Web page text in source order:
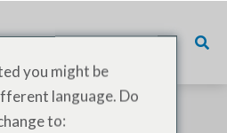
you might be
language. Do
to: